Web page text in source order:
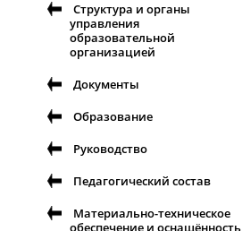
Структура и органы
управления
образовательной
организацией
Документы
Образование
Руководство
Педагогический состав
Материально-техническое